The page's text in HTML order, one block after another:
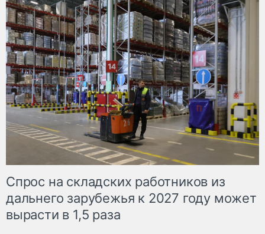
Спрос на складских работников из
дальнего зарубежья к 2027 году может
вырасти в 1,5 раза